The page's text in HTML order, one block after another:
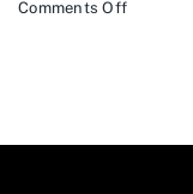
Comments Offon
Tegal